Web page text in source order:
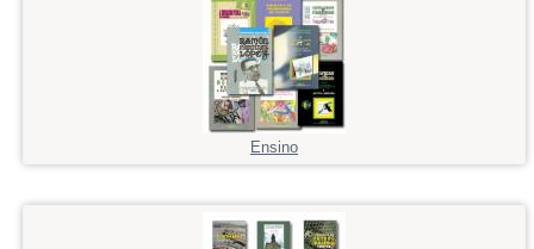
Ensino